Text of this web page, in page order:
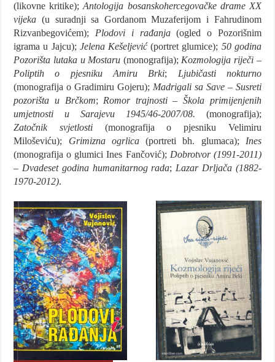
(likovne kritike);Antologija bosanskohercegovačke drame XX
vijeka (u suradnji sa Gordanom Muzaferijom i Fahrudinom
Rizvanbegovićem); Plodovi i rađanja(ogled o Pozorišnim
igrama u Jajcu); Jelena Kešeljević(portret glumice); 50 godina
Pozorišta lutaka u Mostaru (monografija); Kozmologija riječi –
Poliptih o pjesniku Amiru Brki; Ljubičasti nokturno
(monografija o Gradimiru Gojeru); Madrigali sa Save – Susreti
pozorišta u Brčkom; Romor trajnosti – Škola primijenjenih
umjetnosti u Sarajevu 1945/46-2007/08. (monografija);
Zatočnik svjetlosti(monografija o pjesniku Velimiru
Miloševiću); Grimizna ogrlica(portreti bh. glumaca); Ines
(monografija o glumici Ines Fančović); Dobrotvor (1991-2011)
– Dvadeset godina humanitarnog rada; Lazar Drljača (1882-
1970-2012).